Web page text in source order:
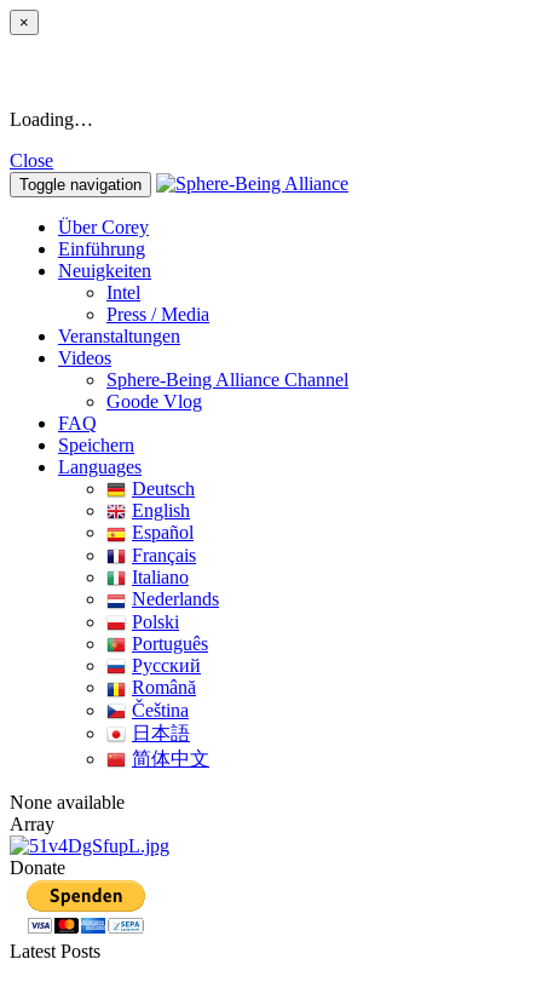
×
Loading…
Close
Toggle navigation
Über Corey
Einführung
Neuigkeiten
Intel
Press / Media
Veranstaltungen
Videos
Sphere-Being Alliance Channel
Goode Vlog
FAQ
Speichern
Languages
Deutsch
English
Español
Français
Italiano
Nederlands
Polski
Português
Pусский
Română
Čeština
日本語
简体中文
None available
Array
Donate
Latest Posts